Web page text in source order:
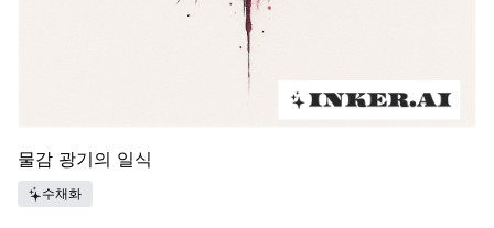
물감 광기의 일식
수채화